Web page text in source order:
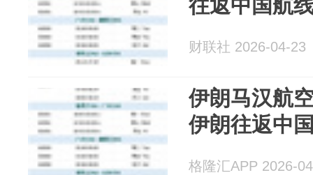
往返中国航
财联社 2026-04-23
伊朗马汉航
伊朗往返中
格隆汇APP 2026-